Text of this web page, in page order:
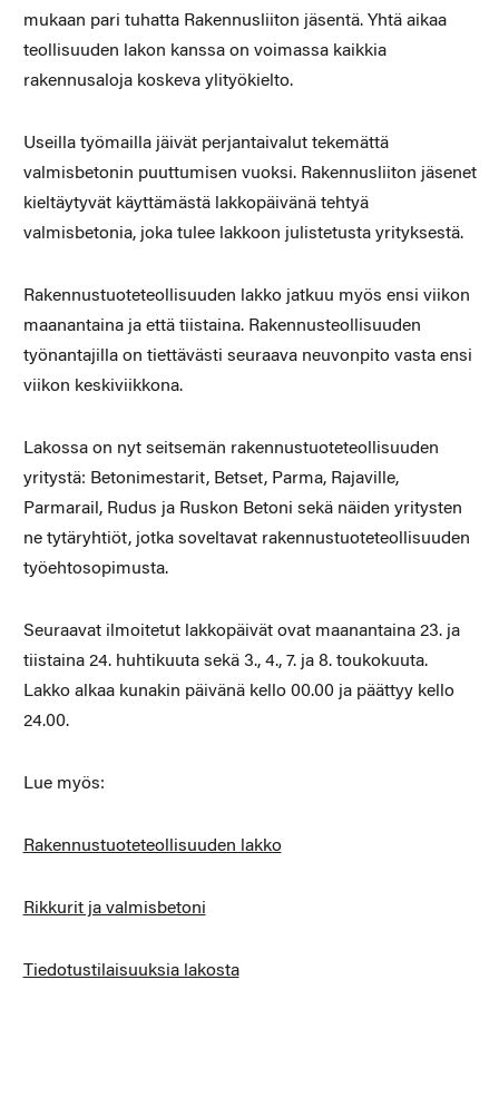
mukaan pari tuhatta Rakennusliiton jäsentä. Yhtä aikaa
teollisuuden lakon kanssa on voimassa kaikkia
rakennusaloja koskeva ylityökielto.
Useilla työmailla jäivät perjantaivalut tekemättä
valmisbetonin puuttumisen vuoksi. Rakennusliiton jäsenet
kieltäytyvät käyttämästä lakkopäivänä tehtyä
valmisbetonia, joka tulee lakkoon julistetusta yrityksestä.
Rakennustuoteteollisuuden lakko jatkuu myös ensi viikon
maanantaina ja että tiistaina. Rakennusteollisuuden
työnantajilla on tiettävästi seuraava neuvonpito vasta ensi
viikon keskiviikkona.
Lakossa on nyt seitsemän rakennustuoteteollisuuden
yritystä: Betonimestarit, Betset, Parma, Rajaville,
Parmarail, Rudus ja Ruskon Betoni sekä näiden yritysten
ne tytäryhtiöt, jotka soveltavat rakennustuoteteollisuuden
työehtosopimusta.
Seuraavat ilmoitetut lakkopäivät ovat maanantaina 23. ja
tiistaina 24. huhtikuuta sekä 3., 4., 7. ja 8. toukokuuta.
Lakko alkaa kunakin päivänä kello 00.00 ja päättyy kello
24.00.
Lue myös:
Rakennustuoteteollisuuden lakko
Rikkurit ja valmisbetoni
Tiedotustilaisuuksia lakosta